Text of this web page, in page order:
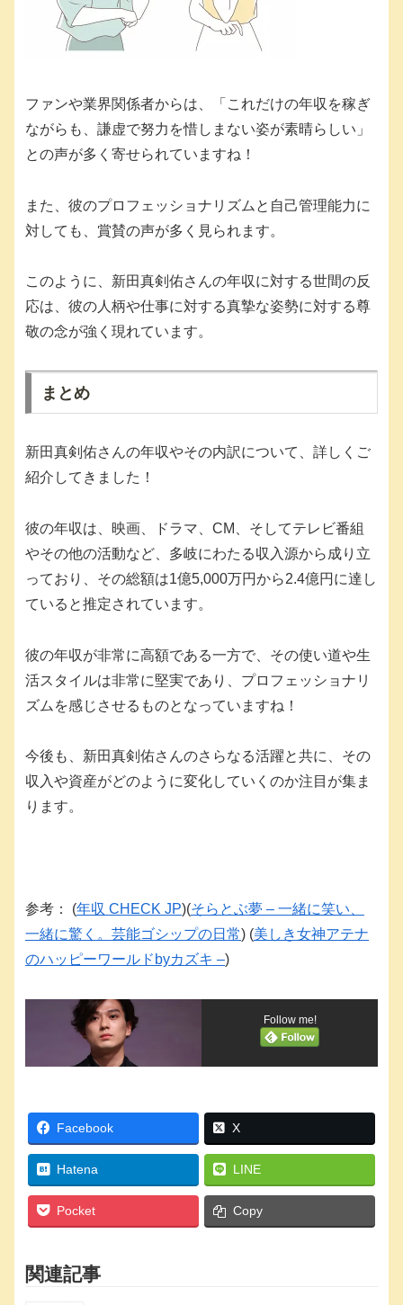
ファンや業界関係者からは、「これだけの年収を稼ぎ
ながらも、謙虚で努力を惜しまない姿が素晴らしい」
との声が多く寄せられていますね！
また、彼のプロフェッショナリズムと自己管理能力に
対しても、賞賛の声が多く見られます。
このように、新田真剣佑さんの年収に対する世間の反
応は、彼の人柄や仕事に対する真摯な姿勢に対する尊
敬の念が強く現れています。
まとめ
新田真剣佑さんの年収やその内訳について、詳しくご
紹介してきました！
彼の年収は、映画、ドラマ、CM、そしてテレビ番組
やその他の活動など、多岐にわたる収入源から成り立
っており、その総額は1億5,000万円から2.4億円に達し
ていると推定されています。
彼の年収が非常に高額である一方で、その使い道や生
活スタイルは非常に堅実であり、プロフェッショナリ
ズムを感じさせるものとなっていますね！
今後も、新田真剣佑さんのさらなる活躍と共に、その
収入や資産がどのように変化していくのか注目が集ま
ります。
参考： (年収 CHECK JP)(そらとぶ夢 – 一緒に笑い、
一緒に驚く。芸能ゴシップの日常) (美しき女神アテナ
のハッピーワールドbyカズキ –)
Follow me!
Facebook X
Hatena LINE
Pocket Copy
関連記事